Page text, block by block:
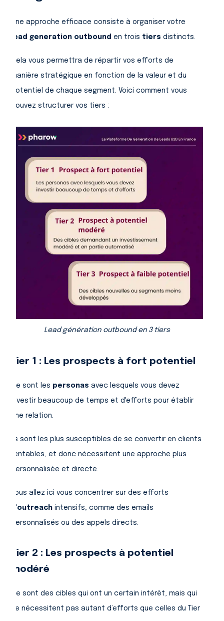
Une approche efficace consiste à organiser votre
lead generation outbound en trois tiers distincts.
Cela vous permettra de répartir vos efforts de
manière stratégique en fonction de la valeur et du
potentiel de chaque segment. Voici comment vous
pouvez structurer vos tiers :
Lead génération outbound en 3 tiers
Tier 1 : Les prospects à fort potentiel
Ce sont les personas avec lesquels vous devez
investir beaucoup de temps et d'efforts pour établir
une relation.
Ils sont les plus susceptibles de se convertir en clients
rentables, et donc nécessitent une approche plus
personnalisée et directe.
Vous allez ici vous concentrer sur des efforts
d'outreach intensifs, comme des emails
personnalisés ou des appels directs.
Tier 2 : Les prospects à potentiel
modéré
Ce sont des cibles qui ont un certain intérêt, mais qui
ne nécessitent pas autant d’efforts que celles du Tier